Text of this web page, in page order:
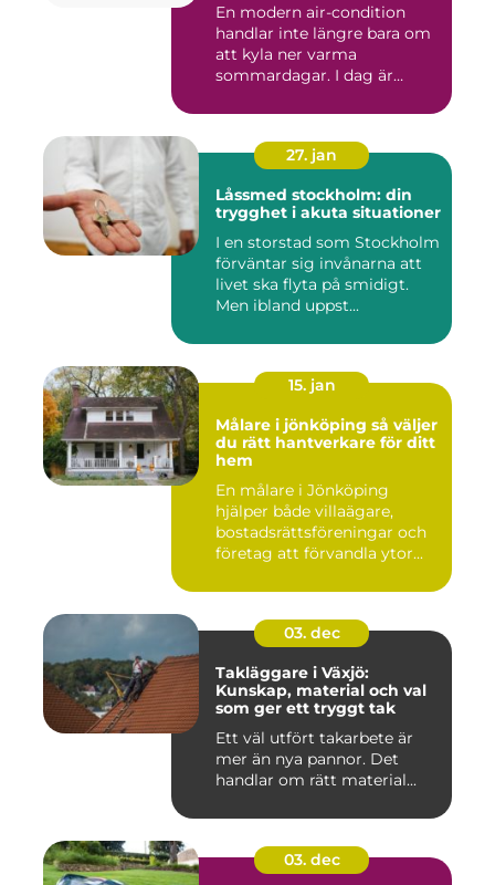
En modern air-condition
handlar inte längre bara om
att kyla ner varma
sommardagar. I dag är
27. jan
Låssmed stockholm: din
trygghet i akuta situationer
I en storstad som Stockholm
förväntar sig invånarna att
livet ska flyta på smidigt.
Men ibland uppst...
15. jan
Målare i jönköping så väljer
du rätt hantverkare för ditt
hem
En målare i Jönköping
hjälper både villaägare,
bostadsrättsföreningar och
företag att förvandla ytor...
03. dec
Takläggare i Växjö:
Kunskap, material och val
som ger ett tryggt tak
Ett väl utfört takarbete är
mer än nya pannor. Det
handlar om rätt material...
03. dec